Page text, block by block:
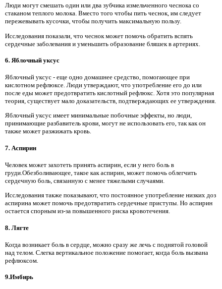
Люди могут смешать один или два зубчика измельченного чеснока со
стаканом теплого молока. Вместо того чтобы пить чеснок, им следует
пережевывать кусочки, чтобы получить максимальную пользу.
Исследования показали, что чеснок может помочь обратить вспять
сердечные заболевания и уменьшить образование бляшек в артериях.
6. Яблочный уксус
Яблочный уксус - еще одно домашнее средство, помогающее при
кислотном рефлюксе. Люди утверждают, что употребление его до или
после еды может предотвратить кислотный рефлюкс. Хотя это популярная
теория, существует мало доказательств, подтверждающих ее утверждения.
Яблочный уксус имеет минимальные побочные эффекты, но люди,
принимающие разбавитель крови, могут не использовать его, так как он
также может разжижать кровь.
7. Аспирин
Человек может захотеть принять аспирин, если у него боль в
груди.Обезболивающее, такое как аспирин, может помочь облегчить
сердечную боль, связанную с менее тяжелыми случаями.
Исследования также показывают, что постоянное употребление низких доз
аспирина может помочь предотвратить сердечные приступы. Но аспирин
остается спорным из-за повышенного риска кровотечения.
8. Лягте
Когда возникает боль в сердце, можно сразу же лечь с поднятой головой
над телом. Слегка вертикальное положение помогает, когда боль вызвана
рефлюксом.
9.Имбирь